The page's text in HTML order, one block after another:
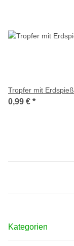
Tropfer mit Erdspieß
0,99 € *
Kategorien